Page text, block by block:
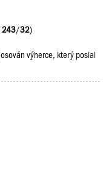
243/32)
výherce, který poslal